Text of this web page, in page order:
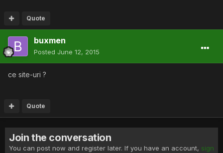
Quote
buxmen
Posted June 12, 2015
ce site-uri ?
Quote
Join the conversation
You can post now and register later. If you have an account, sign